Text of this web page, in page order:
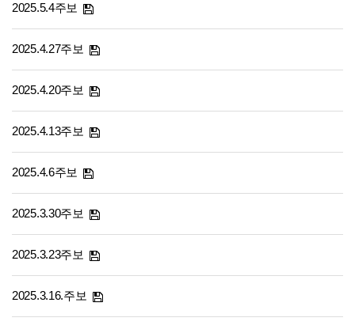
2025.5.4주보
2025.4.27주보
2025.4.20주보
2025.4.13주보
2025.4.6주보
2025.3.30주보
2025.3.23주보
2025.3.16.주보